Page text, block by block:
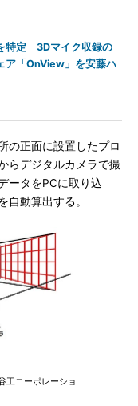
特定 3Dマイク収録の
ア「OnView」を安藤ハ
の正面に設置したプロ
らデジタルカメラで撮
ータをPCに取り込
自動算出する。
工コーポレーショ